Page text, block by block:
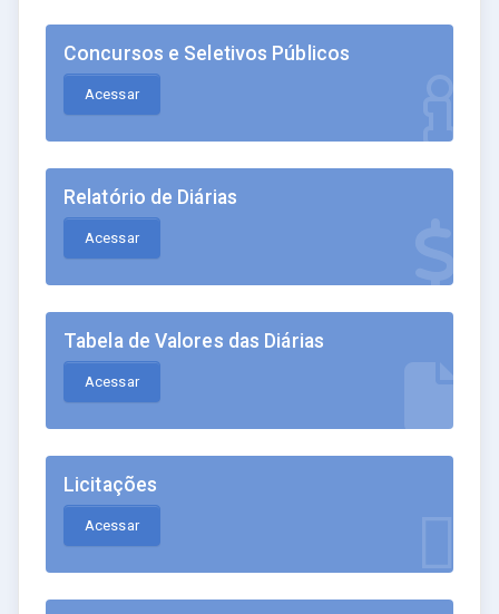
Concursos e Seletivos Públicos
Acessar
Relatório de Diárias
Acessar
Tabela de Valores das Diárias
Acessar
Licitações
Acessar